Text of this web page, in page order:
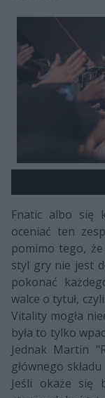
Fnatic albo się
oceniać ten
pomimo tego,
styl gry nie jest
pokonać
walce o tytuł,
Vitality mogła
była to tylko
Jednak Martin
głównego
Jeśli okaże się